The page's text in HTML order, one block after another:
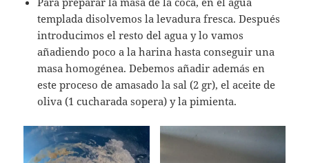
templada disolvemos la levadura fresca. Después
introducimos el resto del agua y lo vamos
añadiendo poco a la harina hasta conseguir una
masa homogénea. Debemos añadir además en
este proceso de amasado la sal (2 gr), el aceite de
oliva (1 cucharada sopera) y la pimienta.